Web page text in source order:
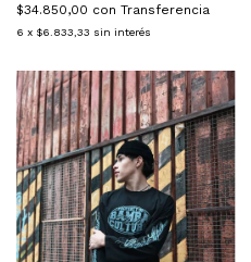
$34.850,00 con Transferencia
6 x $6.833,33 sin interés